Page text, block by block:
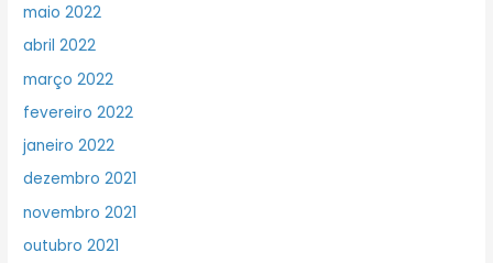
maio 2022
abril 2022
março 2022
fevereiro 2022
janeiro 2022
dezembro 2021
novembro 2021
outubro 2021